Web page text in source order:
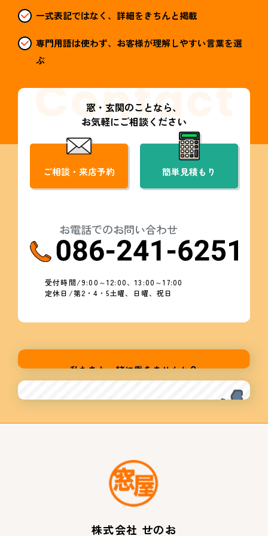
一式表記ではなく、詳細をきちんと掲載
専門用語は使わず、お客様が理解しやすい言葉を選
ぶ
窓・玄関のことなら、
お気軽にご相談ください
ご相談・来店予約 簡単見積もり
お電話でのお問い合わせ
受付時間/9:00～12:00、13:00～17:00
定休日/第2・4・5土曜、日曜、祝日
株式会社 せのお